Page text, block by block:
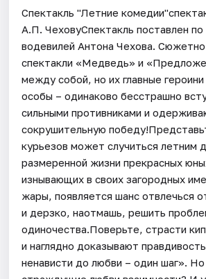
Спектакль "Летние
А.П. ЧеховуСпектакль поставлен
водевилей Антона Чехова.
спектакли «Медведь» и
между собой, но их главные
особы – одинаково бесстрашно
сильными противниками и
сокрушительную
курьезов может случиться летним
размеренной жизни прекрасных
изнывающих в своих загородных
жары, появляется шанс отвлечься
и дерзко, наотмашь, решить
одиночества.Поверьте, страсти
и наглядно доказывают
ненависти до любви – один шаг».